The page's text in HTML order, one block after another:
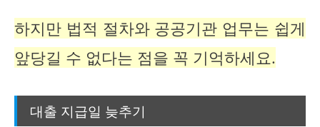
하지만 법적 절차와 공공기관 업무는 쉽게
앞당길 수 없다는 점을 꼭 기억하세요.
대출 지급일 늦추기